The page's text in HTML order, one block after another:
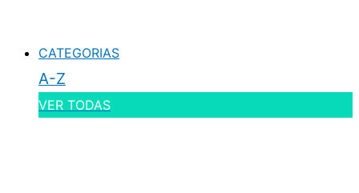
CATEGORIAS
A-Z
VER TODAS